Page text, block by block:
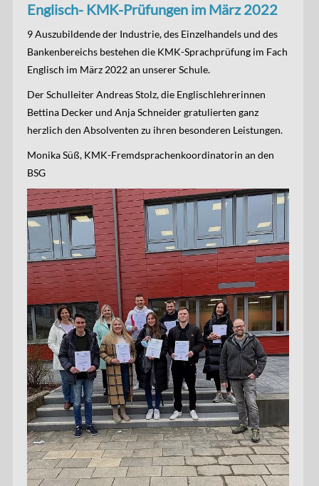
Englisch- KMK-Prüfungen im März 2022
9 Auszubildende der Industrie, des Einzelhandels und des
Bankenbereichs bestehen die KMK-Sprachprüfung im Fach
Englisch im März 2022 an unserer Schule.
Der Schulleiter Andreas Stolz, die Englischlehrerinnen
Bettina Decker und Anja Schneider gratulierten ganz
herzlich den Absolventen zu ihren besonderen Leistungen.
Monika Süß, KMK-Fremdsprachenkoordinatorin an den
BSG